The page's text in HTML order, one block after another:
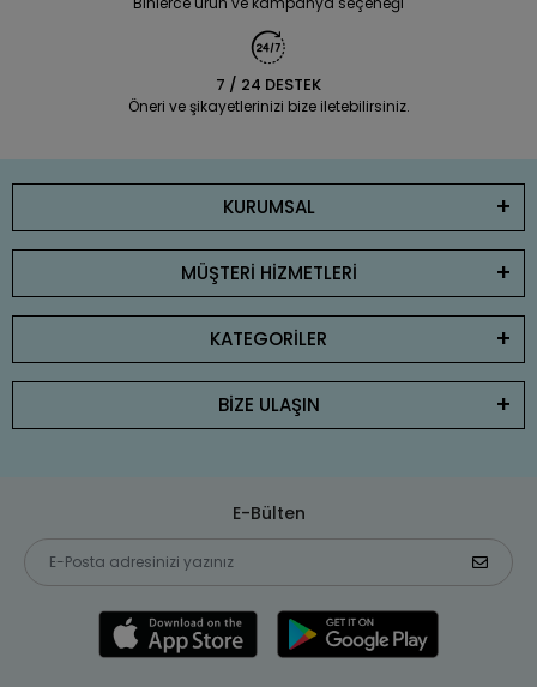
7 / 24 DESTEK
Öneri ve şikayetlerinizi bize iletebilirsiniz.
KURUMSAL
MÜŞTERİ HİZMETLERİ
KATEGORİLER
BİZE ULAŞIN
E-Bülten